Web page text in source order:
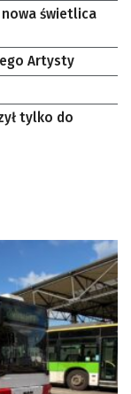
świetlica
Artysty
tylko do